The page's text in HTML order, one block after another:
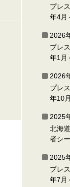
プレ
年4月
2026
プレ
年1月
2026
プレ
年10
2025
北海
者シ
2025
プレ
年7月